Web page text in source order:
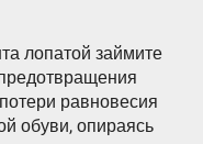
лопатой займите
равновесия
обуви, опираясь